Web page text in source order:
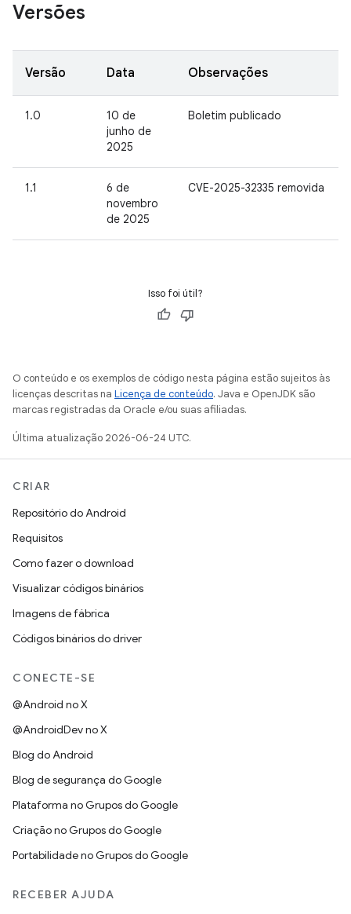
Versões
Versão Data Observações
1.0
10 de
junho de
2025
Boletim publicado
1.1
6 de
novembro
de 2025
CVE-2025-32335 removida
Isso foi útil?
O conteúdo e os exemplos de código nesta página estão sujeitos às
licenças descritas na Licença de conteúdo. Java e OpenJDK são
marcas registradas da Oracle e/ou suas afiliadas.
Última atualização 2026-06-24 UTC.
CRIAR
Repositório do Android
Requisitos
Como fazer o download
Visualizar códigos binários
Imagens de fábrica
Códigos binários do driver
CONECTE-SE
@Android no X
@AndroidDev no X
Blog do Android
Blog de segurança do Google
Plataforma no Grupos do Google
Criação no Grupos do Google
Portabilidade no Grupos do Google
RECEBER AJUDA